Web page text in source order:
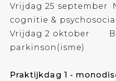
Vrijdag 25 september
cognitie &
Vrijdag 2 oktober
parkinson(isme)
Praktijkdag 1 -